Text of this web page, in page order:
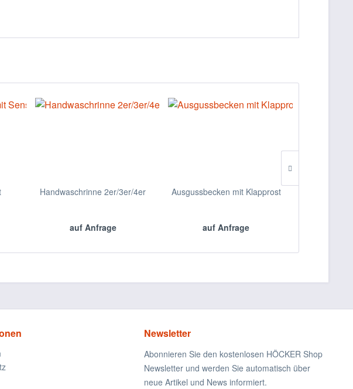
Handwaschrinne 2er/3er/4er
auf Anfrage
Ausgussbecken mit Klapprost
auf Anfrage
Newsletter
Abonnieren Sie den kostenlosen HÖCKER Shop
Newsletter und werden Sie automatisch über
neue Artikel und News informiert.